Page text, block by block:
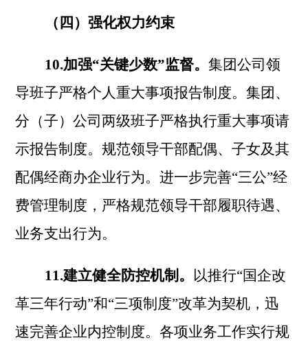
（四）强化权力约束
10.加强“关键少数”监督。集团公司领
导班子严格个人重大事项报告制度。集团、
分（子）公司两级班子严格执行重大事项请
示报告制度。规范领导干部配偶、子女及其
配偶经商办企业行为。进一步完善“三公”经
费管理制度，严格规范领导干部履职待遇、
业务支出行为。
11.建立健全防控机制。 以推行“国企改
革三年行动”和“三项制度”改革为契机，迅
速完善企业内控制度。各项业务工作实行规